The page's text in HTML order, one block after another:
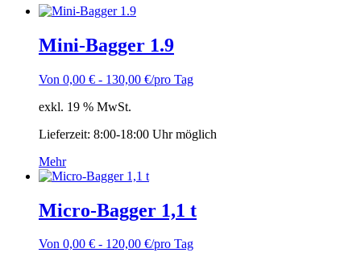
Mini-Bagger 1.9
Von 0,00 € - 130,00 €/pro Tag
exkl. 19 % MwSt.
Lieferzeit: 8:00-18:00 Uhr möglich
Mehr
Micro-Bagger 1,1 t
Von 0,00 € - 120,00 €/pro Tag